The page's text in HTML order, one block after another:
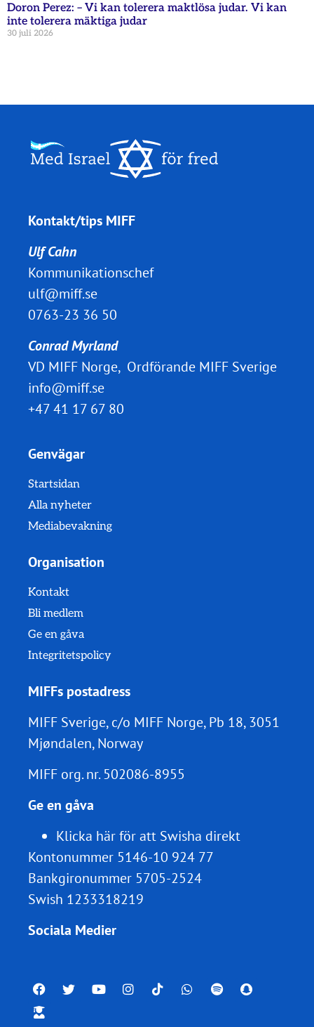
Doron Perez: – Vi kan tolerera maktlösa judar. Vi kan
inte tolerera mäktiga judar
30 juli 2026
Kontakt/tips MIFF
Ulf Cahn
Kommunikationschef
ulf@miff.se
0763-23 36 50
Conrad Myrland
VD MIFF Norge, Ordförande MIFF Sverige
info@miff.se
+47 41 17 67 80
Genvägar
Startsidan
Alla nyheter
Mediabevakning
Organisation
Kontakt
Bli medlem
Ge en gåva
Integritetspolicy
MIFFs postadress
MIFF Sverige, c/o MIFF Norge, Pb 18, 3051
Mjøndalen, Norway
MIFF org. nr.502086-8955
Ge en gåva
Klicka här för att Swisha direkt
Kontonummer 5146-10 924 77
Bankgironummer 5705-2524
Swish 1233318219
Sociala Medier